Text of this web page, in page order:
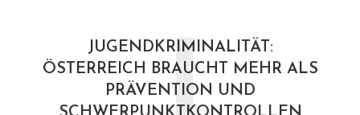
JUGENDKRIMINALITÄT:
ÖSTERREICH BRAUCHT MEHR ALS
PRÄVENTION UND